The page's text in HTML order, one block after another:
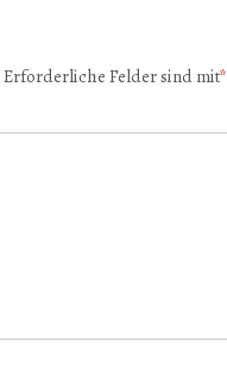
Erforderliche Felder sind mit*